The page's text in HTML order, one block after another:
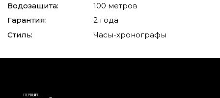
Водозащита:
100 метров
Гарантия:
2 года
Стиль:
Часы-хронографы